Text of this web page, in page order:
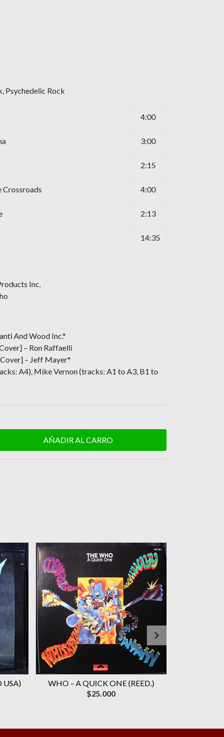
Psychedelic Rock
4:00
3:00
2:15
Crossroads 4:00
2:13
14:35
Inc.
And Wood Inc.*
– Ron Raffaelli
– Jeff Mayer*
A4), Mike Vernon (tracks: A1 to A3, B1 to
USA)
WHO ‎– A QUICK ONE (REED.)
$25.000